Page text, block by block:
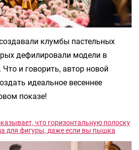
клумбы пастельных
дефилировали модели в
и говорить, автор новой
идеальное весеннее
показе!
что горизонтальную полоску
для фигуры, даже если вы пышка